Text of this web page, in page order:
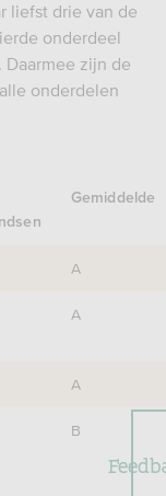
liefst drie van de
onderdeel
zijn de
onderdelen
Gemiddelde
A
A
A
B